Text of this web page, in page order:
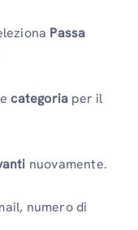
Passa
categoria per il
nuovamente.
numero di